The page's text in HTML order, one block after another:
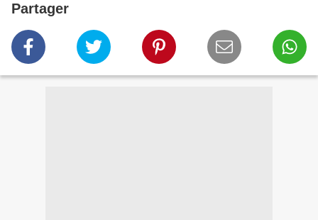
Partager